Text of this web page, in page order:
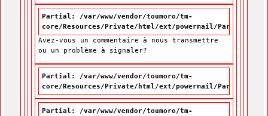
Partial: /var/www/vendor/toumoro/tm-
core/Resources/Private/html/ext/powermail/Partials/
Avez-vous un commentaire à nous transmettre
ou un problème à signaler?
Partial: /var/www/vendor/toumoro/tm-
core/Resources/Private/html/ext/powermail/Partials/
Partial: /var/www/vendor/toumoro/tm-